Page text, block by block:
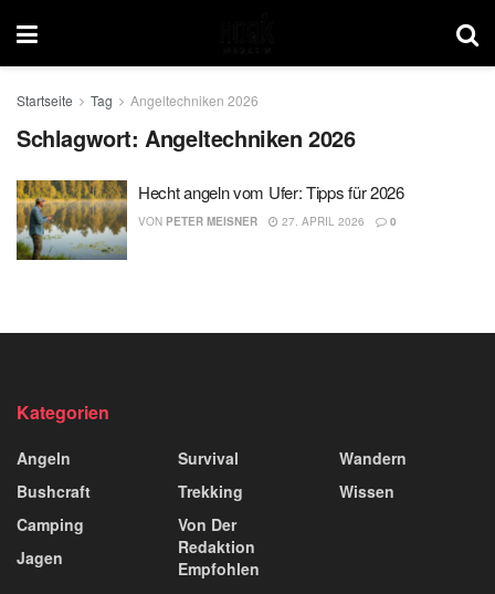
Startseite Tag Angeltechniken 2026
Schlagwort:Angeltechniken 2026
Hecht angeln vom Ufer: Tipps für 2026
VON PETER MEISNER 27. APRIL 2026 0
Kategorien
Angeln
Bushcraft
Camping
Jagen
Survival
Trekking
Von Der
Redaktion
Empfohlen
Wandern
Wissen